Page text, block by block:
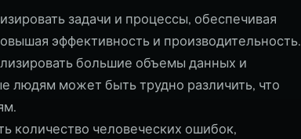
задачи и процессы, обеспечивая
эффективность и производительность.
большие объемы данных и
людям может быть трудно различить, что
количество человеческих ошибок,